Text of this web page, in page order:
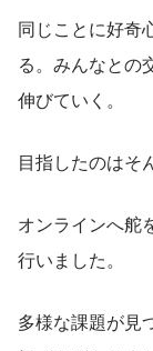
同じことに好奇
る。みんなとの
伸びていく。
目指したのはそ
オンラインへ舵
行いました。
多様な課題が見